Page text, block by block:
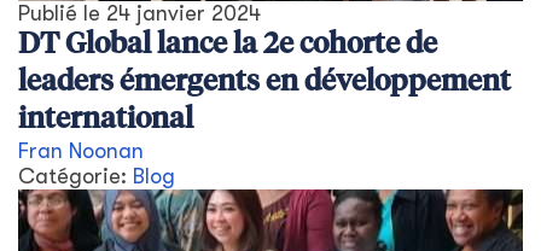
Publié le 24 janvier 2024
DT Global lance la 2e cohorte de
leaders émergents en développement
international
Fran Noonan
Catégorie: Blog